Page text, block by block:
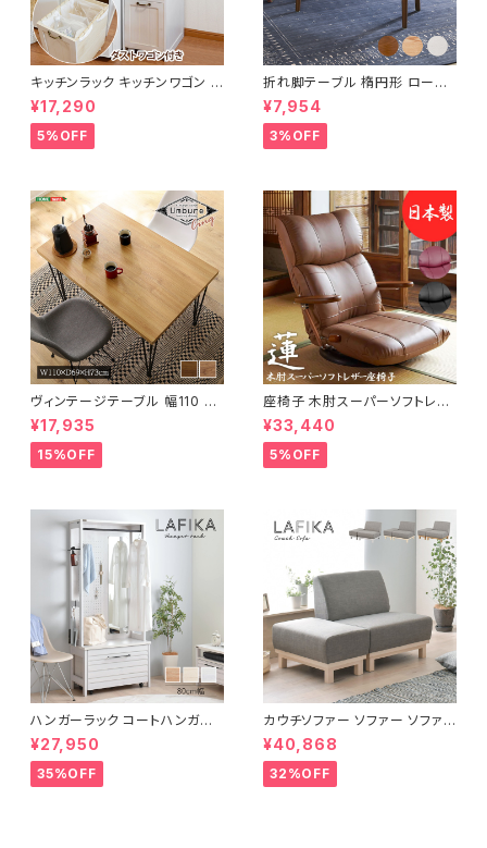
キッチンラック キッチンワゴン キ
ャスター付き 収納ラック 一人暮
らし スリムキッチンラック 幅30
cm 完成品
¥17,290
5%OFF
折れ脚テーブル 楕円形 ローテ
ーブル センターテーブル リビン
グテーブル 天然木 幅95 3色展
開
¥7,954
3%OFF
ヴィンテージテーブル 幅110 ダ
イニングテーブル リビングテー
ブル サイドテーブル 新生活 模
様替え
¥17,935
15%OFF
座椅子 木肘スーパーソフトレザ
ー座椅子 リクライニング回転座
椅子 座椅子 父の日 敬老の日
プレゼント 完成品
¥33,440
5%OFF
ハンガーラック コートハンガー
ワードローブ フリーラック クロ
ーゼット 幅80 新生活 一人暮ら
し
¥27,950
35%OFF
カウチソファー ソファー ソファ
オットマン 1.5人掛 け新生活 一
人暮らし 完成品
¥40,868
32%OFF